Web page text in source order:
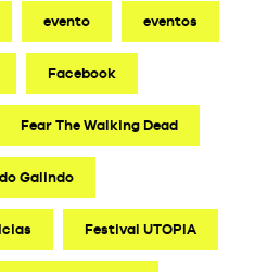
evento eventos
Facebook
Fear The Walking Dead
Galindo
Festival UTOPIA